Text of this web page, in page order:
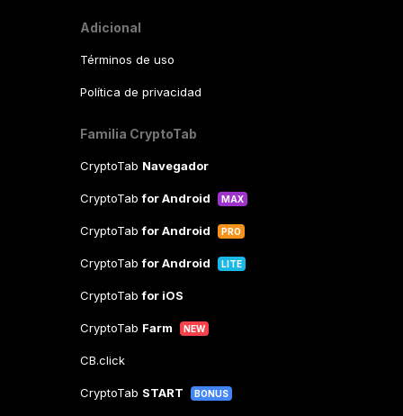
Adicional
Términos de uso
Política de privacidad
Familia CryptoTab
CryptoTab Navegador
CryptoTabfor Android MAX
CryptoTabfor Android PRO
CryptoTabfor Android LITE
CryptoTabfor iOS
CryptoTab Farm NEW
CB.click
CryptoTab START BONUS